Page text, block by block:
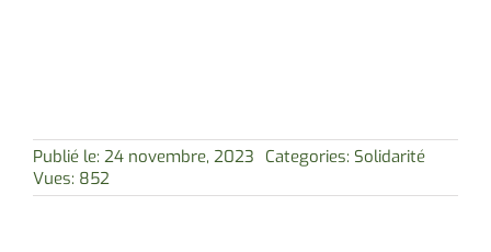
Publié le: 24 novembre, 2023 Categories: Solidarité
Vues: 852